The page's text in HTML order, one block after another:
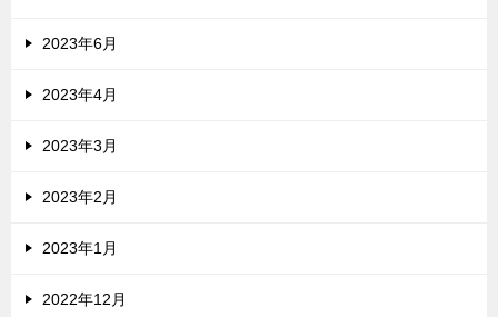
2023年6月
2023年4月
2023年3月
2023年2月
2023年1月
2022年12月